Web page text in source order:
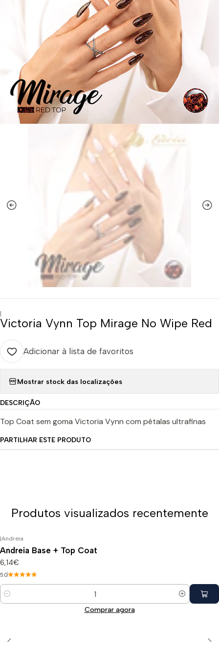
|
Victoria Vynn Top Mirage No Wipe Red
Adicionar à lista de favoritos
Mostrar stock das localizações
DESCRIÇÃO
Top Coat sem goma Victoria Vynn com pétalas ultrafinas
PARTILHAR ESTE PRODUTO
Produtos visualizados recentemente
|Andreia
Andreia Base + Top Coat
6,14€
5.0
Quantidade
Comprar agora